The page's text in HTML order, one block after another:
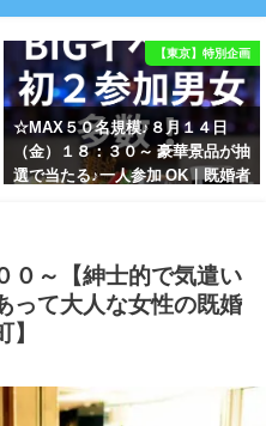
【東京】特別企画
☆MAX５０名規模♪８月１４日
（金）１８：３０～ 豪華景品が抽
選で当たる♪一人参加 OK｜既婚者
女性の既婚者限定ビッグパーティ
ー♪＠池袋】
０～【紳士的で気遣い
って大人な女性の既婚